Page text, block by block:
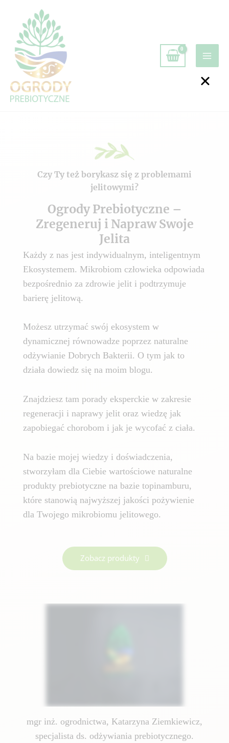
mgr inż. ogrodnictwa, Katarzyna Ziemkiewicz,
specjalista ds. odżywiania prebiotycznego.
Czy Ty też borykasz się z problemami
jelitowymi?
Ogrody Prebiotyczne –
Zregeneruj i Napraw Swoje
Jelita
Każdy z nas jest indywidualnym, inteligentnym
Ekosystemem. Mikrobiom człowieka odpowiada
bezpośrednio za zdrowie jelit i podtrzymuje
barierę jelitową.
Możesz utrzymać swój ekosystem w
dynamicznej równowadze poprzez naturalne
odżywianie Dobrych Bakterii. O tym jak to
działa dowiedz się na moim blogu.
Znajdziesz tam porady eksperckie w zakresie
regeneracji i naprawy jelit oraz wiedzę jak
zapobiegać chorobom i jak je wycofać z ciała.
Na bazie mojej wiedzy i doświadczenia,
stworzyłam dla Ciebie wartościowe naturalne
produkty prebiotyczne na bazie topinamburu,
które stanowią najwyższej jakości pożywienie
dla Twojego mikrobiomu jelitowego.
Zobacz produkty